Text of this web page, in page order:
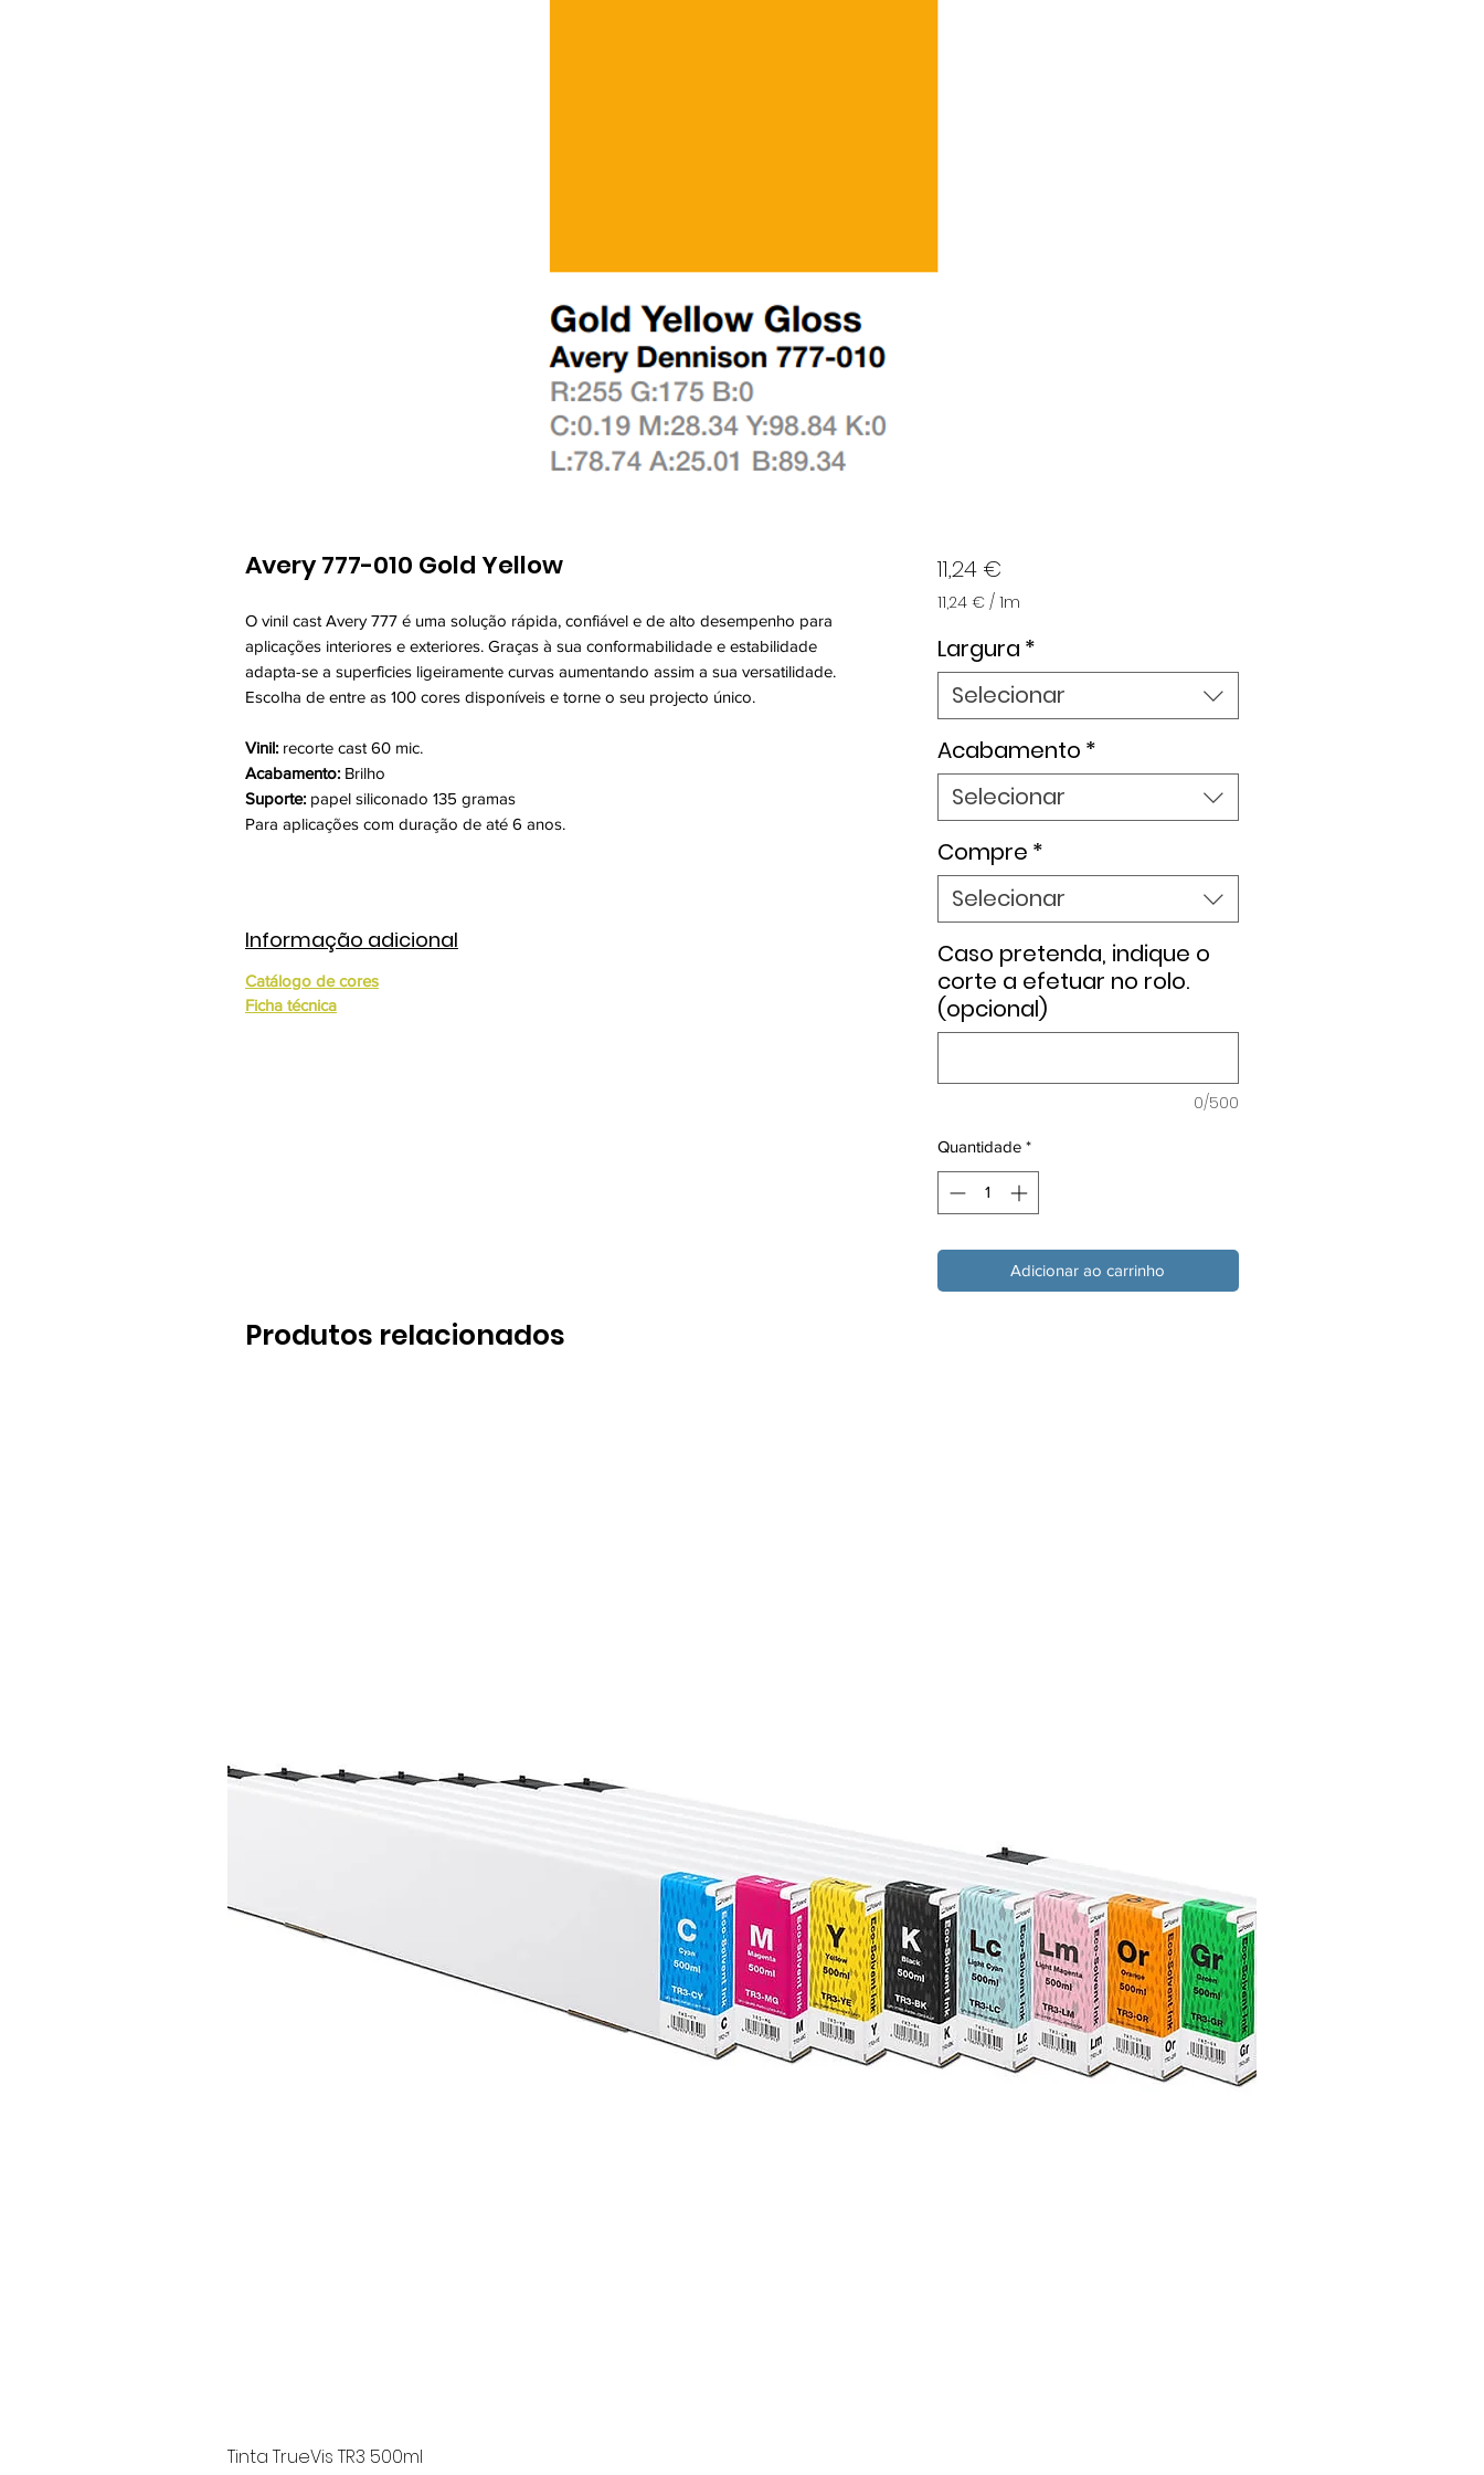
Avery 777-010 Gold Yellow
O vinil cast Avery 777 é uma solução rápida, confiável e de alto desempenho para
aplicações interiores e exteriores. Graças à sua conformabilidade e estabilidade
adapta-se a superficies ligeiramente curvas aumentando assim a sua versatilidade.
Escolha de entre as 100 cores disponíveis e torne o seu projecto único.
Vinil: recorte cast 60 mic.
Acabamento: Brilho
Suporte: papel siliconado 135 gramas
Para aplicações com duração de até 6 anos.
Informação adicional
Catálogo de cores
Ficha técnica
11,24 €Preço
11,24 € / 1m
por
metro
Largura *
Selecionar
Acabamento *
Selecionar
Compre *
Selecionar
Caso pretenda, indique o
corte a efetuar no rolo.
(opcional)
0/500
Quantidade *
Adicionar ao carrinho
Produtos relacionados
Tinta TrueVis TR3 500ml